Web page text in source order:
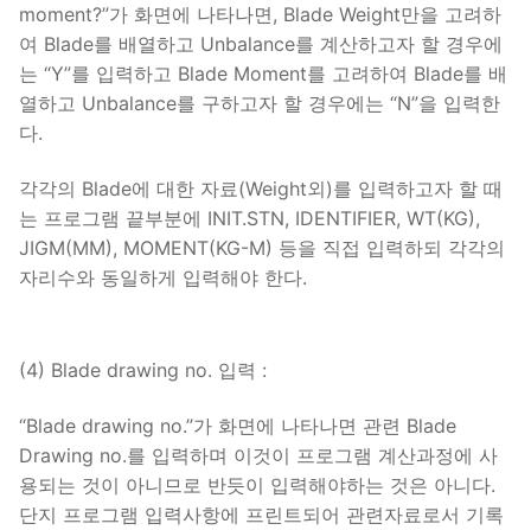
moment?”가 화면에 나타나면, Blade Weight만을 고려하
여 Blade를 배열하고 Unbalance를 계산하고자 할 경우에
는 “Y”를 입력하고 Blade Moment를 고려하여 Blade를 배
열하고 Unbalance를 구하고자 할 경우에는 “N”을 입력한
다.
각각의 Blade에 대한 자료(Weight외)를 입력하고자 할 때
는 프로그램 끝부분에 INIT.STN, IDENTIFIER, WT(KG),
JIGM(MM), MOMENT(KG-M) 등을 직접 입력하되 각각의
자리수와 동일하게 입력해야 한다.
(4) Blade drawing no. 입력 :
“Blade drawing no.”가 화면에 나타나면 관련 Blade
Drawing no.를 입력하며 이것이 프로그램 계산과정에 사
용되는 것이 아니므로 반듯이 입력해야하는 것은 아니다.
단지 프로그램 입력사항에 프린트되어 관련자료로서 기록